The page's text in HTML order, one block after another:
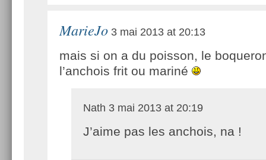
MarieJo 3 mai 2013 at 20:13
mais si on a du poisson, le
l’anchois frit ou mariné
Nath 3 mai 2013 at 20:19
J’aime pas les anchois, na !